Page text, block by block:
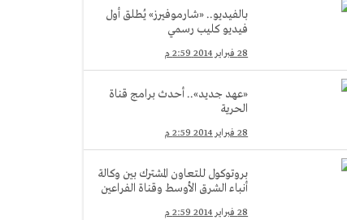
بالفيديو.. «شارموفيرز» يُطلق أول
فيديو كليب رسمي
28 فبراير 2014 2:59 م
«عهد جديد».. أحدث برامج قناة
الحرية
28 فبراير 2014 2:59 م
بروتوكول للتعاون المشترك بين وكالة
أنباء الشرق الأوسط وقناة الفراعين
28 فبراير 2014 2:59 م